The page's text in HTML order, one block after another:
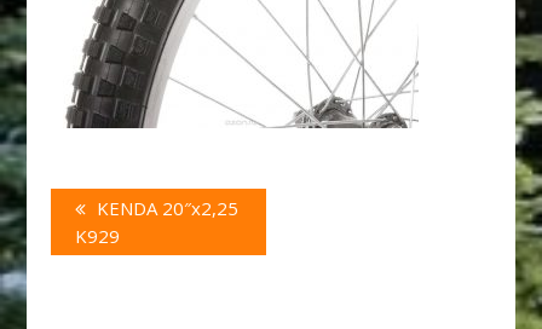
по
записям
Предыдущая
запись:
KENDA 20″х2,25
K929